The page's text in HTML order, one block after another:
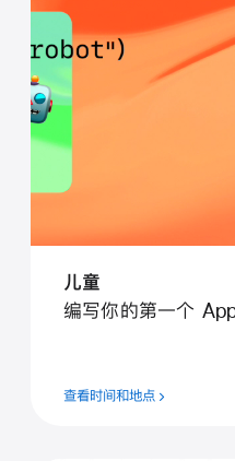
儿童
编写你的第一个
查看时间和地点